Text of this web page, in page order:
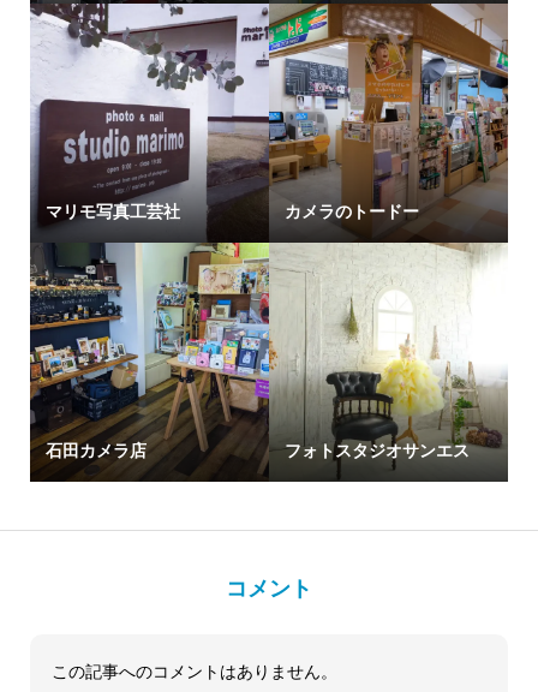
マリモ写真工芸社 カメラのトードー
石田カメラ店 フォトスタジオサンエス
コメント
この記事へのコメントはありません。